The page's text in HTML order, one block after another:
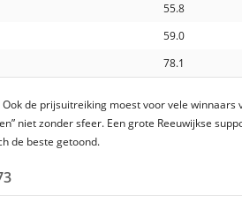
55.8
59.0
78.1
de prijsuitreiking moest voor vele
niet zonder sfeer. Een grote Reeuwijkse
de beste getoond.